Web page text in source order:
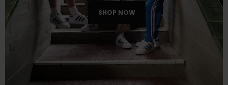
SHOP NOW